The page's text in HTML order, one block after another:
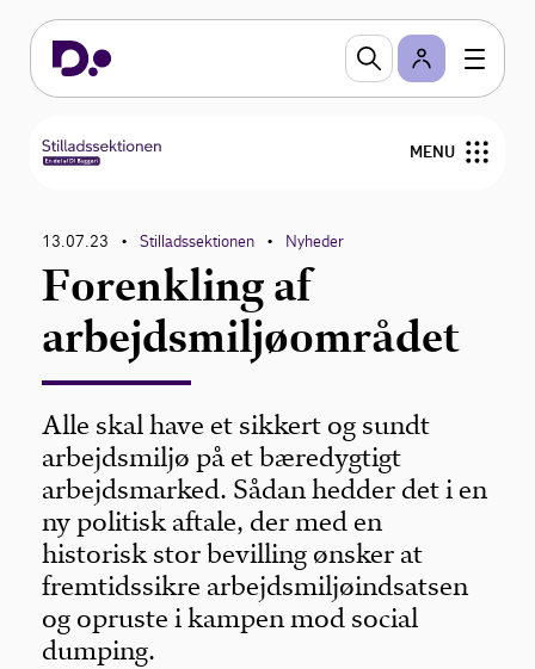
MENU
Forside
Vejledning og værktøjer
Uddannelse
Nyhedsbrev og nyheder
Bestyrelse
Medlemmer
For medlemmer
13.07.23 • Stilladssektionen • Nyheder
Forenkling af
arbejdsmiljøområdet
Alle skal have et sikkert og sundt
arbejdsmiljø på et bæredygtigt
arbejdsmarked. Sådan hedder det i en
ny politisk aftale, der med en
historisk stor bevilling ønsker at
fremtidssikre arbejdsmiljøindsatsen
og opruste i kampen mod social
dumping.